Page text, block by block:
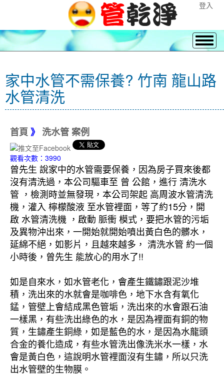
登入
家中水管不需保養? 竹南 龍山路
水管清洗
首頁 》 洗水管 案例
觀看次數：3990
曾先生 說家中的水管需要保養，因為房子買來後都
沒有清洗過，本公司驅車至 曾 公館，進行 清洗水
管 ，檢測時並無發現，本公司架起 高周波水管清洗
機，灌入 檸檬酸液 至水管裡面，等了約15分，開
啟 水管清洗機 ，啟動 脈衝 模式，要把水管的污垢
及異物沖出來，一開始就開始噴出黃白色的髒水，
延綿不絕，如影片，且越來越多， 清洗水管 約一個
小時後，曾先生 能放心的用水了!!
如是自來水，如水管老化，會產生鐵鏽跟泥沙堆
積，洗出來的水就會是咖啡色，地下水含有氧化
錳，管壁上會結成黑色管垢，洗出來的水會跟石油
一樣黑，有些洗出綠色的水，是因為裡面有銅的物
質，生鏽產生銅綠，如是藍色的水，是因為水龍頭
合金的養化造成，有些水管洗出像洗米水一樣，水
會是黃白色，這說明水管裡面沒有生鏽，所以只洗
出水管壁的生物膜。